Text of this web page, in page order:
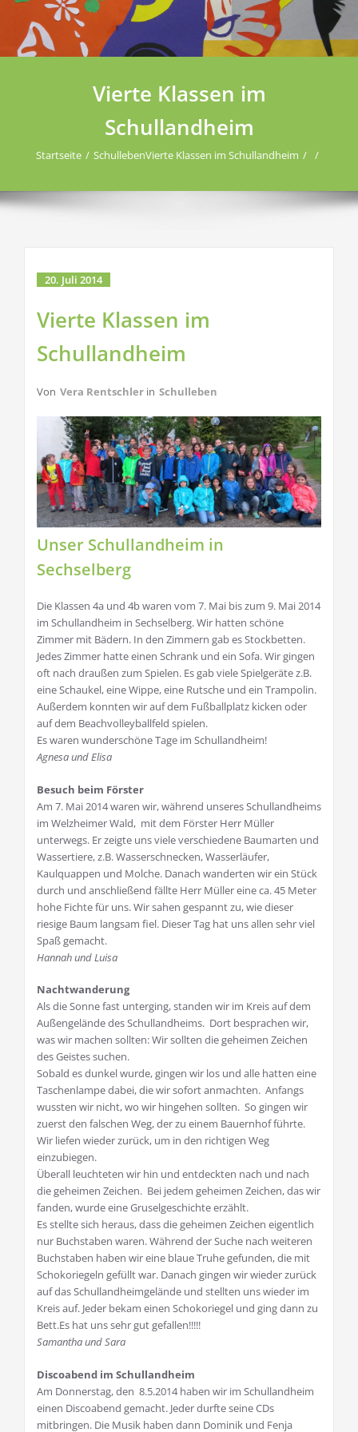
Vierte Klassen im
Schullandheim
Startseite SchullebenVierte Klassen im Schullandheim
20. Juli 2014
Vierte Klassen im
Schullandheim
Von Vera Rentschler in Schulleben
Unser Schullandheim in
Sechselberg
Die Klassen 4a und 4b waren vom 7. Mai bis zum 9. Mai 2014
im Schullandheim in Sechselberg. Wir hatten schöne
Zimmer mit Bädern. In den Zimmern gab es Stockbetten.
Jedes Zimmer hatte einen Schrank und ein Sofa. Wir gingen
oft nach draußen zum Spielen. Es gab viele Spielgeräte z.B.
eine Schaukel, eine Wippe, eine Rutsche und ein Trampolin.
Außerdem konnten wir auf dem Fußballplatz kicken oder
auf dem Beachvolleyballfeld spielen.
Es waren wunderschöne Tage im Schullandheim!
Agnesa und Elisa
Besuch beim Förster
Am 7. Mai 2014 waren wir, während unseres Schullandheims
im Welzheimer Wald, mit dem Förster Herr Müller
unterwegs. Er zeigte uns viele verschiedene Baumarten und
Wassertiere, z.B. Wasserschnecken, Wasserläufer,
Kaulquappen und Molche. Danach wanderten wir ein Stück
durch und anschließend fällte Herr Müller eine ca. 45 Meter
hohe Fichte für uns. Wir sahen gespannt zu, wie dieser
riesige Baum langsam fiel. Dieser Tag hat uns allen sehr viel
Spaß gemacht.
Hannah und Luisa
Nachtwanderung
Als die Sonne fast unterging, standen wir im Kreis auf dem
Außengelände des Schullandheims. Dort besprachen wir,
was wir machen sollten: Wir sollten die geheimen Zeichen
des Geistes suchen.
Sobald es dunkel wurde, gingen wir los und alle hatten eine
Taschenlampe dabei, die wir sofort anmachten. Anfangs
wussten wir nicht, wo wir hingehen sollten. So gingen wir
zuerst den falschen Weg, der zu einem Bauernhof führte.
Wir liefen wieder zurück, um in den richtigen Weg
einzubiegen.
Überall leuchteten wir hin und entdeckten nach und nach
die geheimen Zeichen. Bei jedem geheimen Zeichen, das wir
fanden, wurde eine Gruselgeschichte erzählt.
Es stellte sich heraus, dass die geheimen Zeichen eigentlich
nur Buchstaben waren. Während der Suche nach weiteren
Buchstaben haben wir eine blaue Truhe gefunden, die mit
Schokoriegeln gefüllt war. Danach gingen wir wieder zurück
auf das Schullandheimgelände und stellten uns wieder im
Kreis auf. Jeder bekam einen Schokoriegel und ging dann zu
Bett.Es hat uns sehr gut gefallen!!!!!
Samantha und Sara
Discoabend im Schullandheim
Am Donnerstag, den 8.5.2014 haben wir im Schullandheim
einen Discoabend gemacht. Jeder durfte seine CDs
mitbringen. Die Musik haben dann Dominik und Fenja